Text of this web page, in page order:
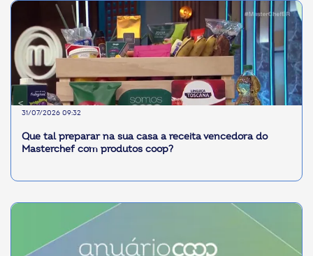
31/07/2026 09:32
Que tal preparar na sua casa a receita vencedora do
Masterchef com produtos coop?